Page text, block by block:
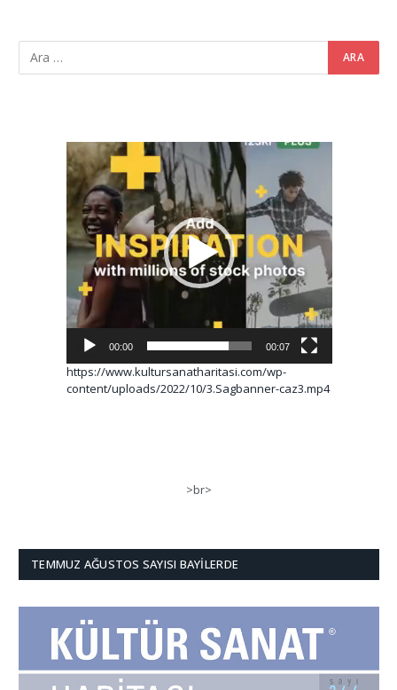
Video
oynatıcı
00:00 00:07
https://www.kultursanatharitasi.com/wp-
content/uploads/2022/10/3.Sagbanner-caz3.mp4
>br>
TEMMUZ AĞUSTOS SAYISI BAYILERDE